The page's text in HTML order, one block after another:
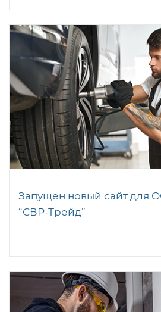
Запущен новый сайт для
“СВР-Трейд”